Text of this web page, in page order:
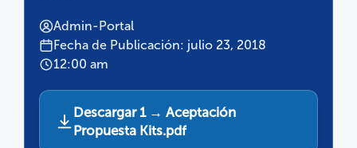
Admin-Portal
Fecha de Publicación: julio 23, 2018
12:00 am
Descargar 1 → Aceptación
Propuesta Kits.pdf